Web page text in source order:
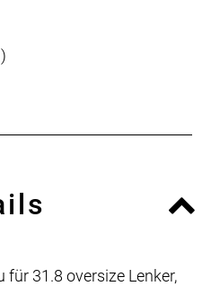
für 31.8 oversize Lenker,